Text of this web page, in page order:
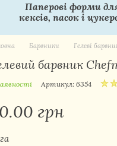
Паперові форми
кексів, пасок і
Барвники Гелеві
барвник
Артикул: 6354
грн